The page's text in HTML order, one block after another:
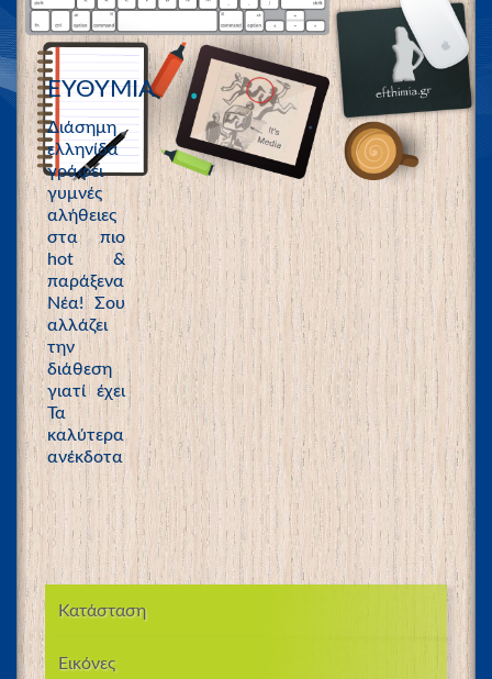
ΕΥΘΥΜΙΑ
Διάσημη
ελληνίδα
γράφει
γυμνές
αλήθειες
στα πιο
hot &
παράξενα
Νέα! Σου
αλλάζει
την
διάθεση
γιατί έχει
Τα
καλύτερα
ανέκδοτα
Κατάσταση
Εικόνες